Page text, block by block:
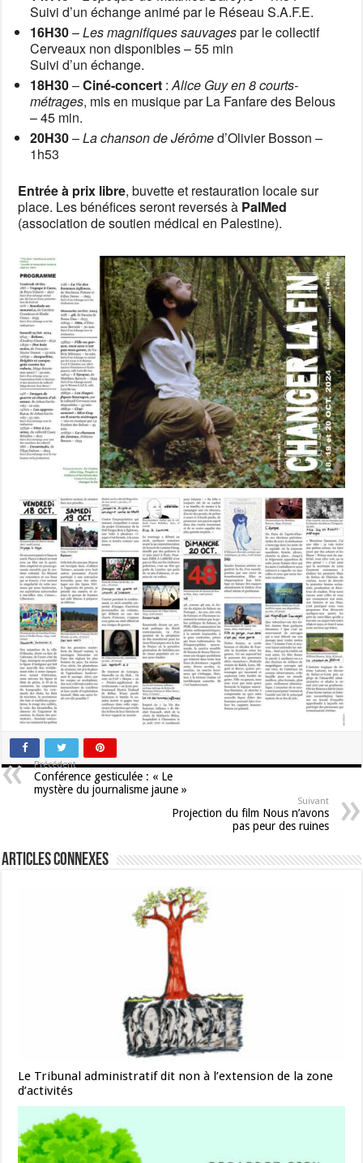
Suivi d’un échange animé par le Réseau S.A.F.E.
16H30–Les magnifiques sauvagespar le collectif
Cerveaux non disponibles – 55 min
Suivi d’un échange.
18H30–Ciné-concert :Alice Guy en 8 courts-
métrages, mis en musique par La Fanfare des Belous
– 45 min.
20H30–La chanson de Jérômed’Olivier Bosson –
1h53
Entrée à prix libre, buvette et restauration locale sur
place. Les bénéfices seront reversés à PalMed
(association de soutien médical en Palestine).
Précédent
Conférence gesticulée : « Le
mystère du journalisme jaune »
Suivant
Projection du film Nous n’avons
pas peur des ruines
Articles connexes
Le Tribunal administratif dit non à l’extension de la zone
d’activités